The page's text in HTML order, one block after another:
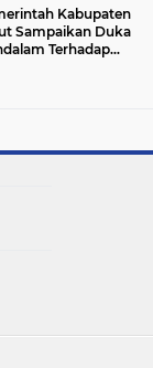
Kabupaten
Sampaikan Duka
Terhadap